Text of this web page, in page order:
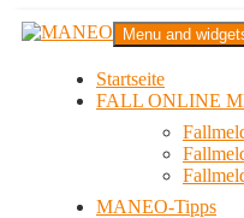
Zum
InhaltMANEO
Das schwule Anti-Gewalt-
Menu and
Startseite
FALL ONLINE
MANEO-Tipps